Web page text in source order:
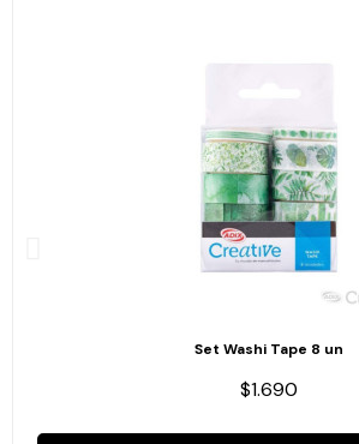
Set Washi Tape 8 un
$1.690